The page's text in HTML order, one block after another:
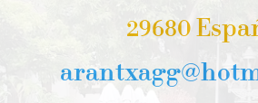
29680